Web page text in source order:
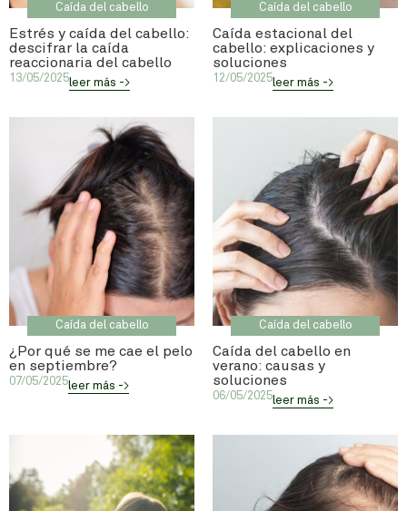
Caída del cabello
Estrés y caída del cabello:
descifrar la caída
reaccionaria del cabello
13/05/2025leer más ->
Caída del cabello
Caída estacional del
cabello: explicaciones y
soluciones
12/05/2025leer más ->
Caída del cabello
¿Por qué se me cae el pelo
en septiembre?
07/05/2025leer más ->
Caída del cabello
Caída del cabello en
verano: causas y
soluciones
06/05/2025leer más ->